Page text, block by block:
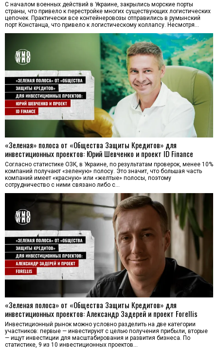
С началом военных действий в Украине, закрылись морские порты
страны, что привело к перестройке многих существующих логистических
цепочек. Практически все контейнеровозы отправились в румынский
порт Констанца, что привело к логистическому коллапсу. Несмотря…
«Зеленая» полоса от «Общества Защиты Кредитов» для
инвестиционных проектов: Юрий Шевченко и проект ID Finance
Согласно статистике ОЗК, в Украине, по результатам проверок, менее 10%
компаний получают «зеленую» полосу. Это значит, что большая часть
компаний имеет «красную» или «желтые» полосы, поэтому
сотрудничество с ними связано либо с…
«Зеленая полоса» от «Общества Защиты Кредитов» для
инвестиционных проектов: Александр Задерей и проект Forellis
Инвестиционный рынок можно условно разделить на две категории
участников: первые — инвестируют с целью получения прибыли, вторые
— ищут инвестиции для масштабирования и развития бизнеса. По
статистике, 9 из 10 инвестиционных проектов…